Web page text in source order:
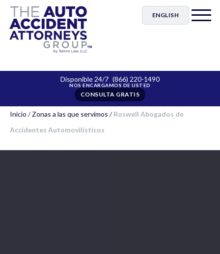
ENGLISH
Disponible 24/7 (866) 220-1490
CONSULTA GRATIS
Inicio /Zonas a las que servimos /Roswell Abogados de
Accidentes Automovilísticos